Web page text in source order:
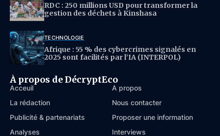
RDC : 250 millions USD pour transformer la
gestion des déchets à Kinshasa
TECHNOLOGIE
Afrique : 55 % des cybercrimes signalés en
2025 sont facilités par l’IA (INTERPOL)
À propos de DécryptEco
Acceuil
À propos
La rédaction
Nous contacter
Publicité & partenariats
Proposer une information
Analyses
Interviews